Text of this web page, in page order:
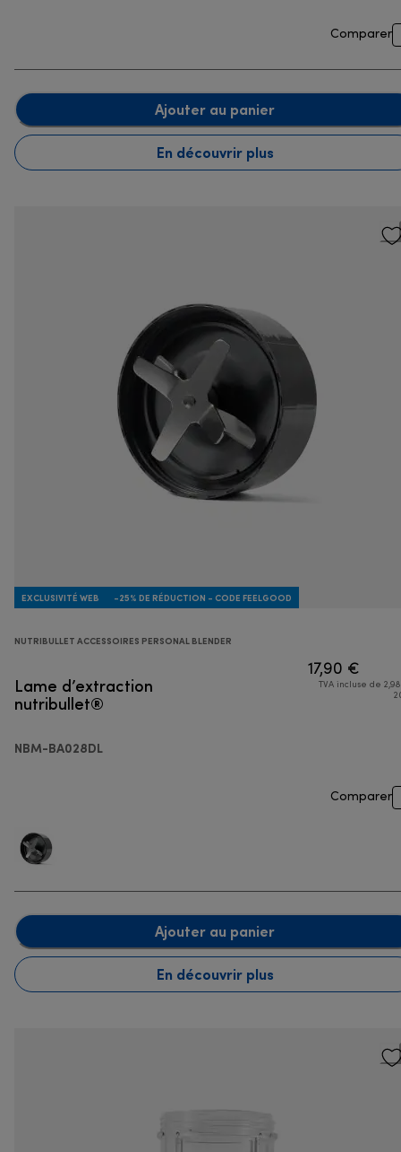
Comparer
Ajouter au panier
En découvrir plus
EXCLUSIVITÉ WEB -25% DE RÉDUCTION - CODE FEELGOOD
NUTRIBULLET ACCESSOIRES PERSONAL BLENDER
Lame d’extraction
nutribullet®
NBM-BA028DL
17,90 €
TVA incluse de
Comparer
Ajouter au panier
En découvrir plus